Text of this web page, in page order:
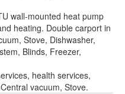
wall-mounted heat pump
heating. Double carport in
Stove, Dishwasher,
Blinds, Freezer,
health services,
vacuum, Stove.